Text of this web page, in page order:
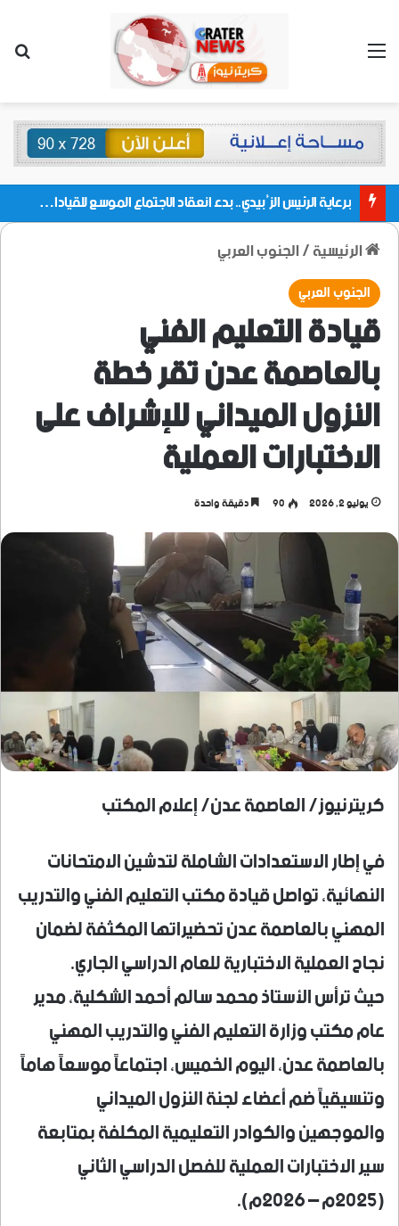
القائمة
برعاية الرئيس الزُبيدي.. بدء انعقاد الاجتماع الموسع للقيادات المحلية بالعاصمة ولمديريات وكتل مجلس العموم ومنسقيات الجامعة بالعاصمة عدن
الرئيسية/الجنوب العربي
الجنوب العربي
قيادة التعليم الفني
بالعاصمة عدن تقر خطة
النزول الميداني للإشراف على
الاختبارات العملية
يوليو 2, 2026 90 دقيقة واحدة
كريترنيوز/ العاصمة عدن/ إعلام المكتب
في إطار الاستعدادات الشاملة لتدشين الامتحانات
النهائية، تواصل قيادة مكتب التعليم الفني والتدريب
المهني بالعاصمة عدن تحضيراتها المكثفة لضمان
نجاح العملية الاختبارية للعام الدراسي الجاري.
​حيث ترأس الأستاذ محمد سالم أحمد الشكلية، مدير
عام مكتب وزارة التعليم الفني والتدريب المهني
بالعاصمة عدن، اليوم الخميس، اجتماعاً موسعاً هاماً
وتنسيقياً ضم أعضاء لجنة النزول الميداني
والموجهين والكوادر التعليمية المكلفة بمتابعة
سير الاختبارات العملية للفصل الدراسي الثاني
(2025م – 2026م).